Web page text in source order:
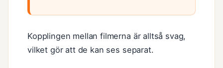
Kopplingen mellan filmerna är alltså svag,
vilket gör att de kan ses separat.